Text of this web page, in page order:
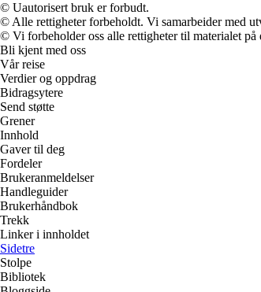
© Uautorisert bruk er forbudt.
© Alle rettigheter forbeholdt. Vi samarbeider med
© Vi forbeholder oss alle rettigheter til materialet
Bli kjent med oss
Vår reise
Verdier og oppdrag
Bidragsytere
Send støtte
Grener
Innhold
Gaver til deg
Fordeler
Brukeranmeldelser
Handleguider
Brukerhåndbok
Trekk
Linker i innholdet
Sidetre
Stolpe
Bibliotek